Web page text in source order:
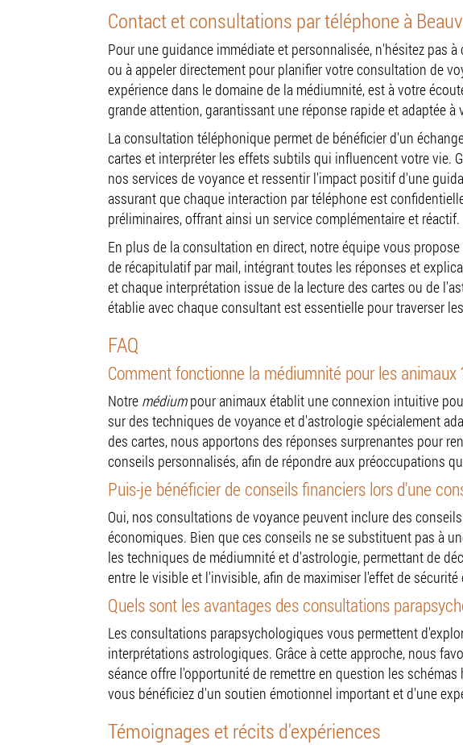
Médium
Contact et consultations par téléphone à
Pour une guidance immédiate et personnalisée, n'hésitez pas
ou à appeler directement pour planifier votre consultation de
expérience dans le domaine de la médiumnité, est à votre
grande attention, garantissant une réponse rapide et adaptée à
La consultation téléphonique permet de bénéficier d'un
cartes et interpréter les effets subtils qui influencent votre vie.
nos services de voyance et ressentir l'impact positif d'une
assurant que chaque interaction par téléphone est
préliminaires, offrant ainsi un service complémentaire et réactif.
En plus de la consultation en direct, notre équipe vous
de récapitulatif par mail, intégrant toutes les réponses et
et chaque interprétation issue de la lecture des cartes ou de
établie avec chaque consultant est essentielle pour traverser
FAQ
Comment fonctionne la médiumnité pour les animaux
Notre médiumpour animaux établit une connexion intuitive
sur des techniques de voyance et d'astrologie spécialement
des cartes, nous apportons des réponses surprenantes pour
conseils personnalisés, afin de répondre aux préoccupations
Puis-je bénéficier de conseils financiers lors d'une
Oui, nos consultations de voyance peuvent inclure des
économiques. Bien que ces conseils ne se substituent pas à
les techniques de médiumnité et d'astrologie, permettant de
entre le visible et l'invisible, afin de maximiser l'effet de
Quels sont les avantages des consultations
Les consultations parapsychologiques vous permettent
interprétations astrologiques. Grâce à cette approche, nous
séance offre l'opportunité de remettre en question les
vous bénéficiez d'un soutien émotionnel important et d'une
Témoignages et récits d'expériences